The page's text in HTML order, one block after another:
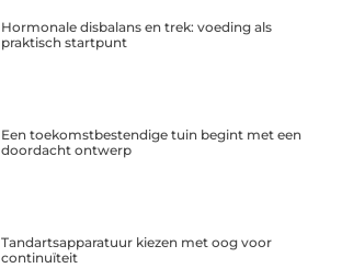
Hormonale disbalans en trek: voeding als
praktisch startpunt
Een toekomstbestendige tuin begint met een
doordacht ontwerp
Tandartsapparatuur kiezen met oog voor
continuïteit